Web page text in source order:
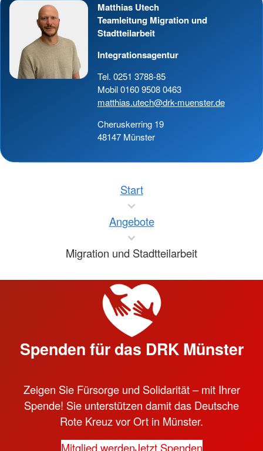
Matthias Utech
Teamleitung Migration und
Stadtteilarbeit
Integrationsagentur
Tel. 0251 3788-85
Mobil 0160 9508 0463
matthias.utech@drk-muenster.de
Cheruskerring 19
48147 Münster
Start
Angebote
Migration und Stadtteilarbeit
Spenden für das DRK Münster
Zeigen Sie Fürsorge und Solidarität – mit Ihrer
Spende! Sie unterstützen damit das Deutsche
Rote Kreuz vor Ort in Münster.
Mitglied werdenJetzt Spenden